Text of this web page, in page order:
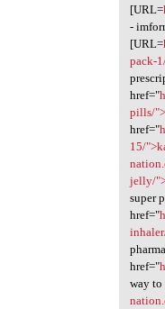
[URL=
-
[URL=
pack-
href="
pills/
href="
15/
jelly/
super
href="
href="
way to